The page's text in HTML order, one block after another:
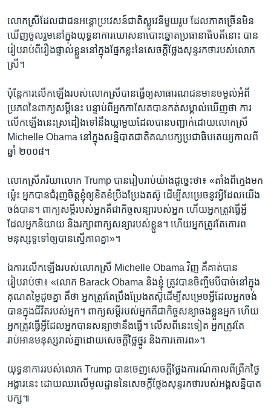
លោកស្រី​ដែល​ជា​ជន​អន្តោប្រវេសន៍​ជាតិ​ស្លូវេនី​មួយ​រូប ដែល​ភាគ​ច្រើន​មិន​
ឃើញ​ចូលរួម​នៅ​ក្នុង​យុទ្ធនាការ​ឃោសនា​បោះ​ឆ្នោត​ប្រធានាធិបតី​នោះ បាន​
រៀបរាប់​ពី​រឿង​ផ្ទាល់​ខ្លួន​នៅក្នុង​ផ្នែក​ខ្លះ​នៃ​សេចក្តី​ថ្លែង​សុន្ទរកថា​របស់​លោក
ស្រី។
ប៉ុន្តែ​ការ​លើកឡើង​របស់​លោកស្រី​បាន​ធ្វើ​ឲ្យ​សាធារណជន​មាន​ចម្ងល់​អំពី​
ប្រភព​នៃ​ពាក្យសម្តីនេះ បន្ទាប់ពី​អ្នក​កាសែត​បាន​កត់​សម្គាល់​ឃើញ​ថា​ ការ​
លើក​ឡើង​នេះ​ស្រដៀង​ទៅ​នឹង​ឃ្លា​មួយ​ដែល​បាន​បញ្ជាក់​ដោយ​លោកស្រី
Michelle Obama នៅ​ក្នុង​សន្និបាត​ជាតិ​គណបក្ស​ប្រជាធិបតេយ្យ​កាល​ពី​
ឆ្នាំ ២០០៨។
លោកស្រី​ភរិយា​លោក Trump បាន​រៀបរាប់​យ៉ាង​ដូច្នេះ​ថា៖ «តាំង​ពី​ក្មេង​មក​
ម្ល៉េះ ​អ្នក​បាន​ជំរុញ​ចិត្ត​ខ្ញុំ​ឲ្យ​ខិតខំ​ប្រឹងប្រែង​តស៊ូ ដើម្បី​សម្រេច​នូវ​អ្វី​ដែល​យើង​
ចង់​បាន‍។ ពាក្យ​សម្តី​របស់​អ្នក​គឺជា​កិច្ចសន្យា​របស់​អ្នក ហើយ​អ្នក​ត្រូវ​ធ្វើ​អ្វី​
ដែល​អ្នក​និយាយ និង​រក្សា​ពាក្យ​សន្យា​របស់​ខ្លួន។ ហើយ​អ្នក​ត្រូវតែ​គោរព​
មនុស្ស​ទូទៅ​ឲ្យ​បាន​ស្មើ​ភាព‍​គ្នា​»។
ឯ​ការ​លើកឡើង​របស់​លោកស្រី Michelle Obama វិញ​ គឺ​គាត់​បាន​
រៀបរាប់​ថា៖ «លោក Barack Obama និង​ខ្ញុំ ត្រូវ​បាន​ចិញ្ចឹម​បីបាច់​នៅ​ក្នុង​
គុណ​តម្លៃ​ដូច​គ្នា គឺ​ថា អ្នក​ត្រូវតែ​ប្រឹងប្រែង​តស៊ូ​ដើម្បី​សម្រេច​អ្វី​ដែល​អ្នក​ចង់​
បាន​ក្នុង​ជីវិត​របស់​អ្នក។ ពាក្យ​សម្តី​របស់​អ្នក​គឺ​ជា​កិច្ចសន្យា​ចង​ខ្លួន​អ្នក ហើយ​
អ្នក​ត្រូវ​ធ្វើ​អ្វី​ដែល​អ្នក​បាន​សន្យា​ថា​នឹង​ធ្វើ។ លើស​ពី​នេះ​ទៀត អ្នក​ត្រូវតែ​
រាប់អាន​មនុស្ស​រាល់​គ្នា​ដោយ​សេចក្តី​ថ្លៃថ្នូរ និង​ការ​គោរព‍»។
យុទ្ធនាការ​របស់​លោក Trump បាន​ចេញ​សេចក្តី​ថ្លែងការណ៍​កាល​ពី​ព្រឹក​ថ្ងៃ​
អង្គារ​នេះ ដោយ​ឈរ​លើ​មូលដ្ឋាន​នៃ​សេចក្តី​ថ្លែង​សុន្ទរកថា​របស់​អង្គ​សន្និបាត​
បក្ស៕